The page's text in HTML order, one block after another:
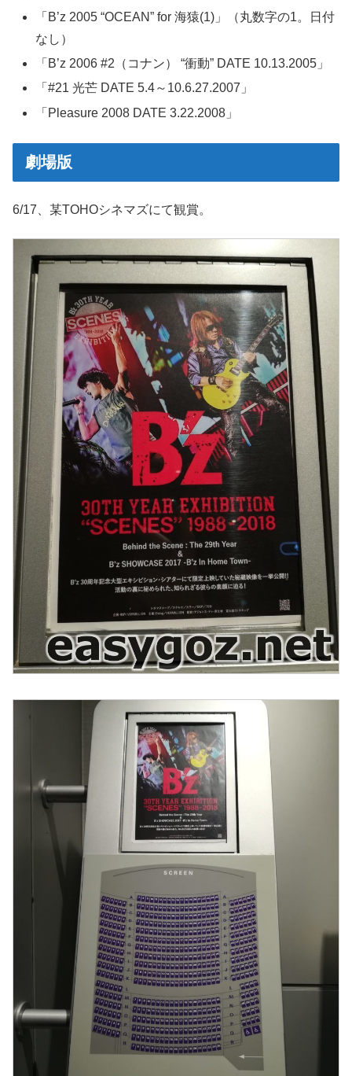
「B’z 2005 “OCEAN” for 海猿(1)」（丸数字の1。日付
なし）
「B’z 2006 #2（コナン） “衝動” DATE 10.13.2005」
「#21 光芒 DATE 5.4～10.6.27.2007」
「Pleasure 2008 DATE 3.22.2008」
劇場版
6/17、某TOHOシネマズにて観賞。